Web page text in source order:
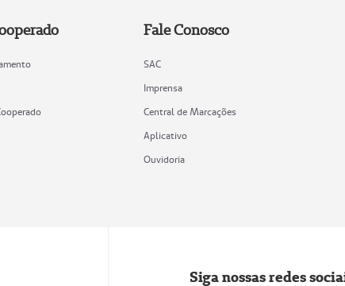
Fale Conosco
SAC
Imprensa
Central de Marcações
Aplicativo
Ouvidoria
Siga nossas redes